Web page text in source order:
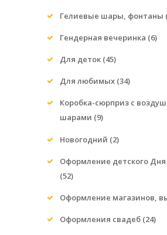
Гелиевые шары, фонтаны
Гендерная вечеринка (6)
Для деток (45)
Для любимых (34)
Коробка-сюрприз с
шарами (9)
Новогодний (2)
Оформление детского
(52)
Оформление магазинов,
Оформления свадеб (24)